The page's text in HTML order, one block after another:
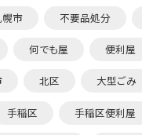
市 不要品処分
何でも屋 便利屋
北区 大型ごみ
手稲区 手稲区便利屋